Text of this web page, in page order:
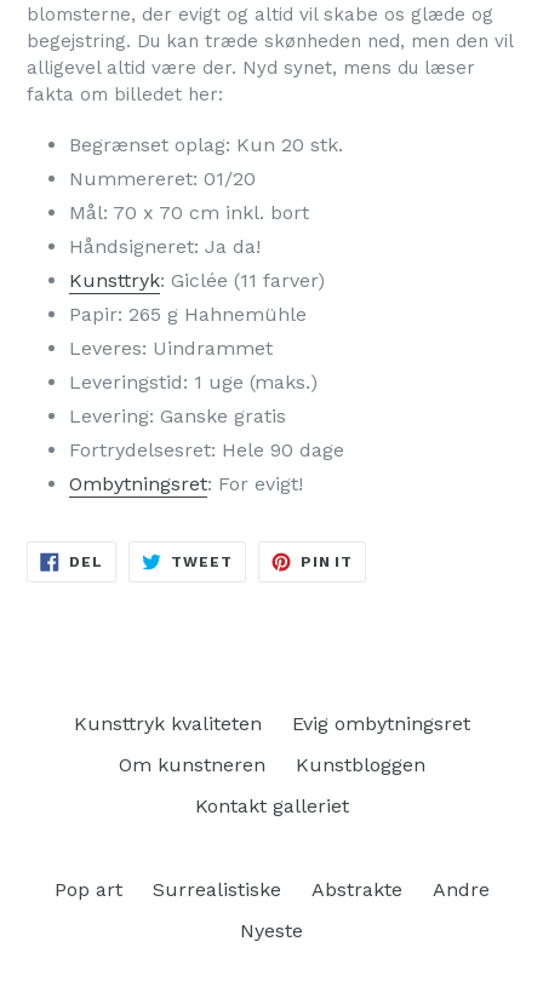
blomsterne, der evigt og altid vil skabe os glæde og
begejstring. Du kan træde skønheden ned, men den vil
alligevel altid være der. Nyd synet, mens du læser
fakta om billedet her:
Begrænset oplag: Kun 20 stk.
Nummereret: 01/20
Mål: 70 x 70 cm inkl. bort
Håndsigneret: Ja da!
Kunsttryk: Giclée (11 farver)
Papir: 265 g Hahnemühle
Leveres: Uindrammet
Leveringstid: 1 uge (maks.)
Levering: Ganske gratis
Fortrydelsesret: Hele 90 dage
Ombytningsret: For evigt!
DEL TWEET TWEET
PIN IT
Kunsttryk kvaliteten
Evig ombytningsret
Om kunstneren
Kunstbloggen
Kontakt galleriet
Pop art Surrealistiske Abstrakte
Andre
Nyeste